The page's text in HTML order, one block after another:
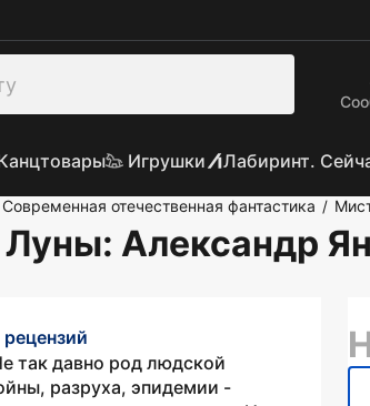
Игрушки Лабиринт.
Современная отечественная фантастика /
Луны: Александр Ян
рецензий
так давно род людской
разруха, эпидемии -